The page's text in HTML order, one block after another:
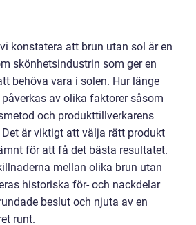
konstatera att brun utan sol är en
skönhetsindustrin som ger en
behöva vara i solen. Hur länge
av olika faktorer såsom
och produkttillverkarens
är viktigt att välja rätt produkt
för att få det bästa resultatet.
mellan olika brun utan
historiska för- och nackdelar
beslut och njuta av en
runt.